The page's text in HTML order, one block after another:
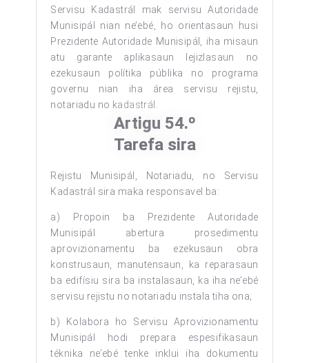
Servisu Kadastrál mak servisu Autoridade
Munisipál nian ne’ebé, ho orientasaun husi
Prezidente Autoridade Munisipál, iha misaun
atu garante aplikasaun lejizlasaun no
ezekusaun polítika públika no programa
governu nian iha área servisu rejistu,
notariadu no kadastrál.
Artigu 54.º
Tarefa sira
Rejistu Munisipál, Notariadu, no Servisu
Kadastrál sira maka responsavel ba:
a) Propoin ba Prezidente Autoridade
Munisipál abertura prosedimentu
aprovizionamentu ba ezekusaun obra
konstrusaun, manutensaun, ka reparasaun
ba edifísiu sira ba instalasaun, ka iha ne’ebé
servisu rejistu no notariadu instala tiha ona;
b) Kolabora ho Servisu Aprovizionamentu
Munisipál hodi prepara espesifikasaun
téknika ne’ebé tenke inklui iha dokumentu